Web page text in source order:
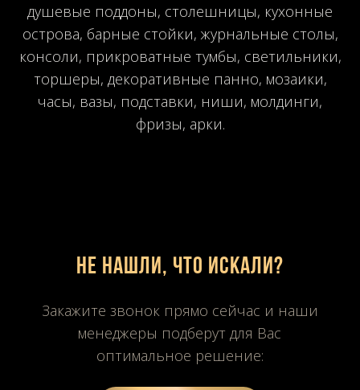
душевые поддоны, столешницы, кухонные
острова, барные стойки, журнальные столы,
консоли, прикроватные тумбы, светильники,
торшеры, декоративные панно, мозаики,
часы, вазы, подставки, ниши, молдинги,
фризы, арки.
Не нашли, что искали?
Закажите звонок прямо сейчас и наши
менеджеры подберут для Вас
оптимальное решение: